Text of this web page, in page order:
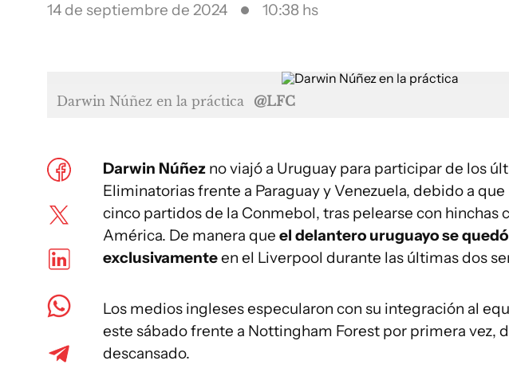
14 de septiembre de 2024 10:38 hs
Darwin Núñez en la práctica @LFC
Darwin Núñez no viajó a Uruguay para participar de los
Eliminatorias frente a Paraguay y Venezuela, debido a
cinco partidos de la Conmebol, tras pelearse con hinchas
América. De manera que el delantero uruguayo se
exclusivamenteen el Liverpool durante las últimas dos
Los medios ingleses especularon con su integración al
este sábado frente a Nottingham Forest por primera vez,
descansado.